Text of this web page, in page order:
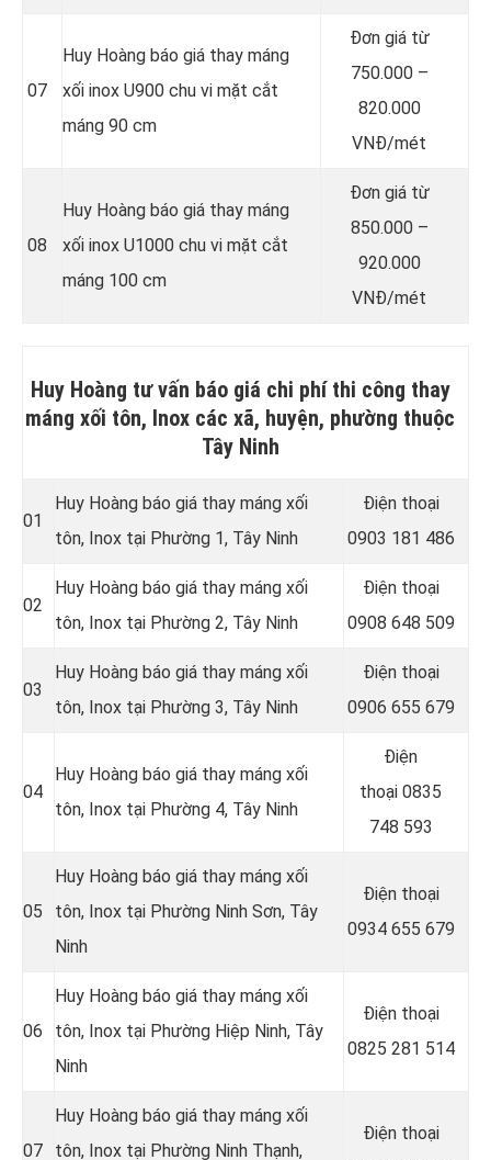
07
Huy Hoàng báo giá thay máng
xối inox U900 chu vi mặt cắt
máng 90 cm
Đơn giá từ
750.000 –
820.000
VNĐ/mét
08
Huy Hoàng báo giá thay máng
xối inox U1000 chu vi mặt cắt
máng 100 cm
Đơn giá từ
850.000 –
920.000
VNĐ/mét
Huy Hoàng tư vấn báo giá chi phí thi công thay
máng xối tôn, Inox các xã, huyện, phường thuộc
Tây Ninh
01
Huy Hoàng báo giá thay máng xối
tôn, Inox tại Phường 1, Tây Ninh
Điện thoại
0903 181 486
02
Huy Hoàng báo giá thay máng xối
tôn, Inox tại Phường 2, Tây Ninh
Điện thoại
0908 648 509
03
Huy Hoàng báo giá thay máng xối
tôn, Inox tại Phường 3, Tây Ninh
Điện thoại
0906 655 679
04
Huy Hoàng báo giá thay máng xối
tôn, Inox tại Phường 4, Tây Ninh
Điện
thoại 0835
748 593
05
Huy Hoàng báo giá thay máng xối
tôn, Inox tại Phường Ninh Sơn, Tây
Ninh
Điện thoại
0934 655 679
06
Huy Hoàng báo giá thay máng xối
tôn, Inox tại Phường Hiệp Ninh, Tây
Ninh
Điện thoại
0825 281 514
07
Huy Hoàng báo giá thay máng xối
tôn, Inox tại Phường Ninh Thạnh,
Điện thoại